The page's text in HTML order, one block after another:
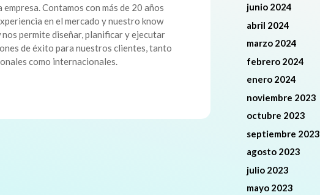
empresa. Contamos con más de 20 años
en el mercado y nuestro know
nos permite diseñar, planificar y ejecutar
de éxito para nuestros clientes, tanto
como internacionales.
junio 2024
abril 2024
marzo 2024
febrero 2024
enero 2024
noviembre 2023
octubre 2023
septiembre 2023
agosto 2023
julio 2023
mayo 2023